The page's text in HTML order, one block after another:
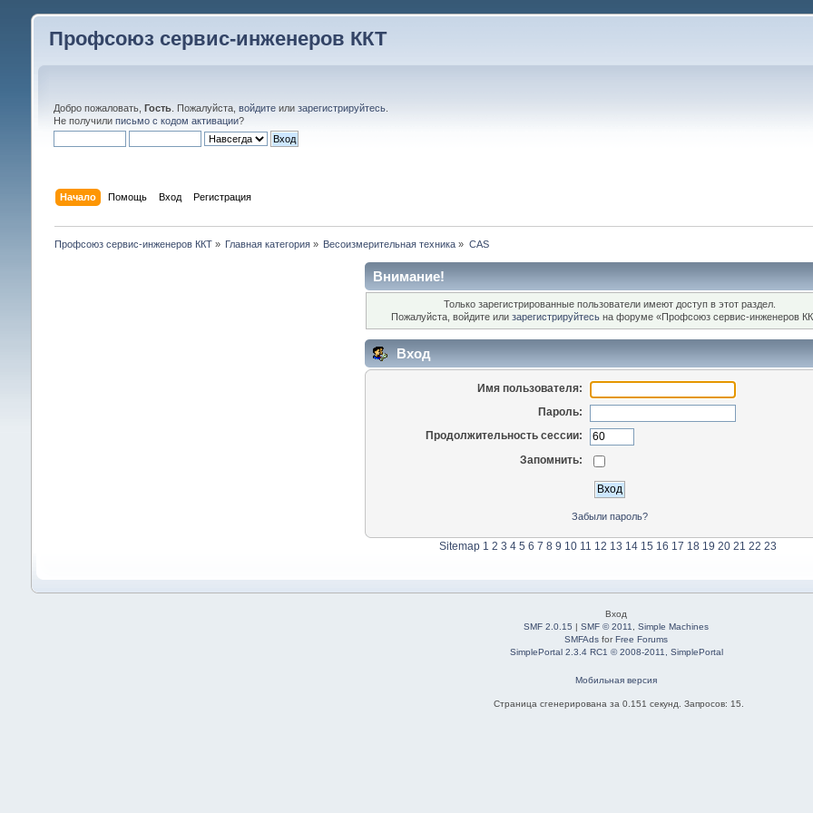
Профсоюз сервис-инженеров ККТ
Добро пожаловать, Гость. Пожалуйста, войдитеили зарегистрируйтесь.
Не получили письмо с кодом активации?
Начало Помощь Вход Регистрация
Профсоюз сервис-инженеров ККТ» Главная категория » Весоизмерительная техника » CAS
Внимание!
Только зарегистрированные пользователи имеют доступ в этот раздел.
Пожалуйста, войдите илизарегистрируйтесь на форуме «Профсоюз сервис-инженеров
Вход
Имя пользователя:
Пароль:
Продолжительность сессии:
Запомнить:
Забыли пароль?
Sitemap 1 2 3 4 5 6 7 8 9 10 11 12 13 14 15 16 17 18 19 20 21 22 23
Вход
SMF 2.0.15 |SMF © 2011 ,Simple Machines
SMFAds forFree Forums
SimplePortal 2.3.4 RC1 © 2008-2011, SimplePortal
Мобильная версия
Страница сгенерирована за 0.151 секунд. Запросов: 15.